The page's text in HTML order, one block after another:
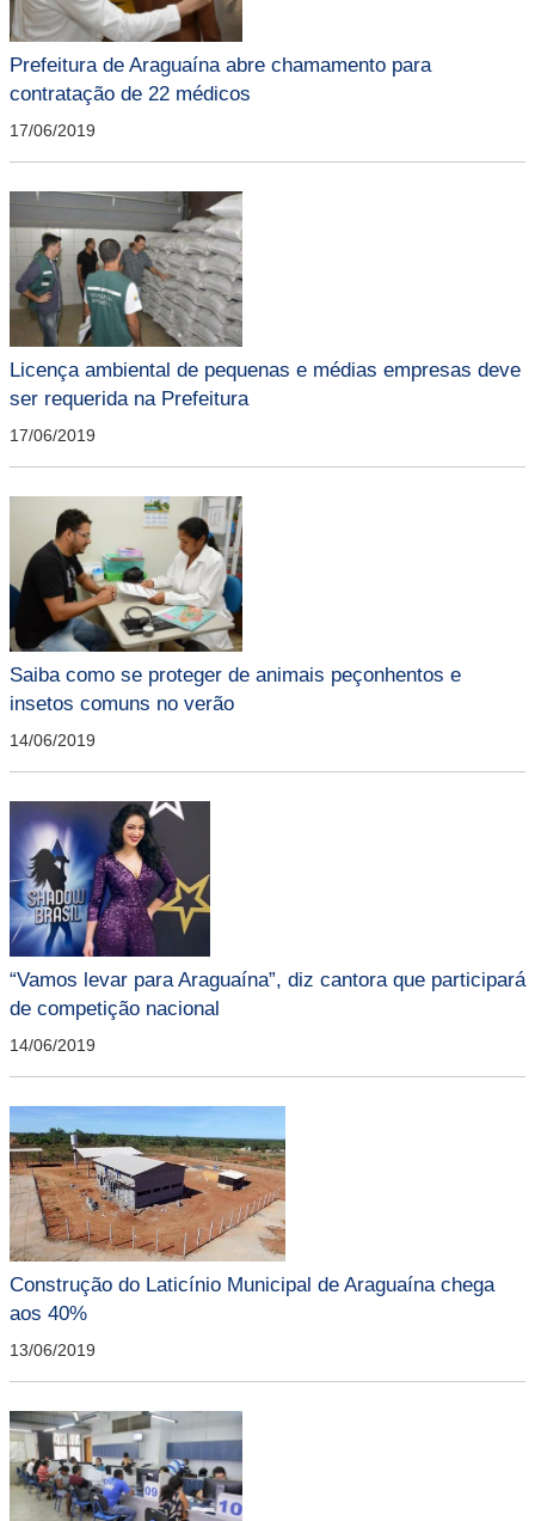
Prefeitura de Araguaína abre chamamento para
contratação de 22 médicos
17/06/2019
Licença ambiental de pequenas e médias empresas deve
ser requerida na Prefeitura
17/06/2019
Saiba como se proteger de animais peçonhentos e
insetos comuns no verão
14/06/2019
“Vamos levar para Araguaína”, diz cantora que participará
de competição nacional
14/06/2019
Construção do Laticínio Municipal de Araguaína chega
aos 40%
13/06/2019